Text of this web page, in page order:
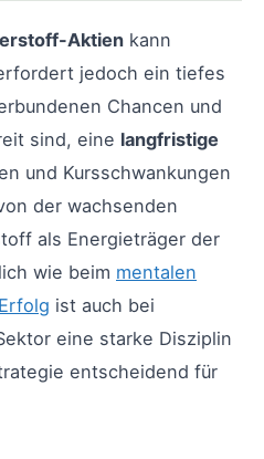
Aktien kann
jedoch ein tiefes
Chancen und
sind, eine langfristige
und Kursschwankungen
der wachsenden
als Energieträger der
wie beim mentalen
ist auch bei
eine starke Disziplin
entscheidend für